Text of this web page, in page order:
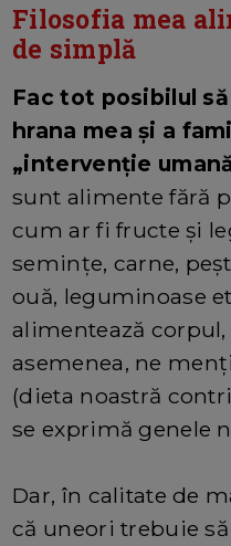
Filosofia mea
de simplă
Fac tot posibilul
hrana mea și a
„intervenție
sunt alimente fără
cum ar fi fructe și
semințe, carne,
ouă, leguminoase
alimentează
asemenea, ne
(dieta noastră
se exprimă genele
Dar, în calitate de
că uneori trebuie